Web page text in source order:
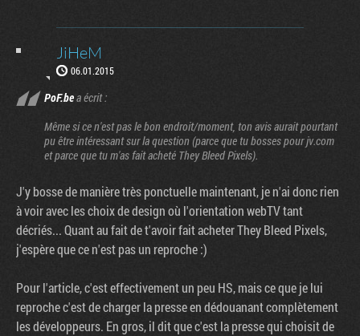
JiHeM
06.01.2015
PoF.bea écrit :
Même si ce n'est pas le bon endroit/moment, ton avis aurait pourtant
pu être intéressant sur la question (parce que tu bosses pour jv.com
et parce que tu m'as fait acheté They Bleed Pixels).
J'y bosse de manière très ponctuelle maintenant, je n'ai donc rien
à voir avec les choix de design où l'orientation webTV tant
décriés... Quant au fait de t'avoir fait acheter They Bleed Pixels,
j'espère que ce n'est pas un reproche :)
Pour l'article, c'est effectivement un peu HS, mais ce que je lui
reproche c'est de charger la presse en dédouanant complètement
les développeurs. En gros, il dit que c'est la presse qui choisit de